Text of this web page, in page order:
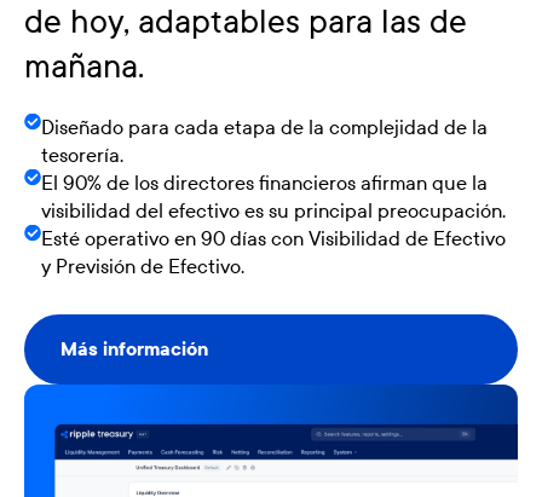
de hoy, adaptables para las de
mañana.
Diseñado para cada etapa de la complejidad de la
tesorería.
El 90% de los directores financieros afirman que la
visibilidad del efectivo es su principal preocupación.
Esté operativo en 90 días con Visibilidad de Efectivo
y Previsión de Efectivo.
Más información
Más información